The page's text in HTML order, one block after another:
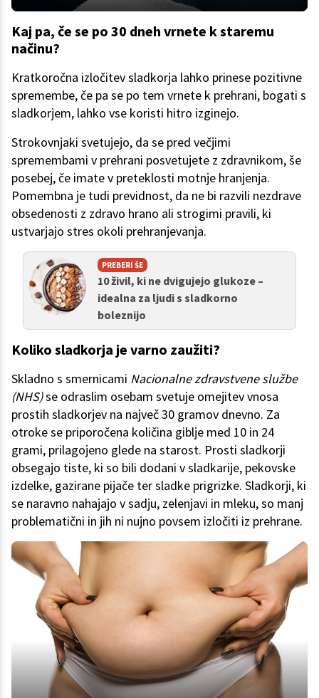
Kaj pa, če se po 30 dneh vrnete k staremu
načinu?
Kratkoročna izločitev sladkorja lahko prinese pozitivne
spremembe, če pa se po tem vrnete k prehrani, bogati s
sladkorjem, lahko vse koristi hitro izginejo.
Strokovnjaki svetujejo, da se pred večjimi
spremembami v prehrani posvetujete z zdravnikom, še
posebej, če imate v preteklosti motnje hranjenja.
Pomembna je tudi previdnost, da ne bi razvili nezdrave
obsedenosti z zdravo hrano ali strogimi pravili, ki
ustvarjajo stres okoli prehranjevanja.
PREBERI ŠE
10 živil, ki ne dvigujejo glukoze –
idealna za ljudi s sladkorno
boleznijo
Koliko sladkorja je varno zaužiti?
Skladno s smernicami Nacionalne zdravstvene službe
(NHS)se odraslim osebam svetuje omejitev vnosa
prostih sladkorjev na največ 30 gramov dnevno. Za
otroke se priporočena količina giblje med 10 in 24
grami, prilagojeno glede na starost. Prosti sladkorji
obsegajo tiste, ki so bili dodani v sladkarije, pekovske
izdelke, gazirane pijače ter sladke prigrizke. Sladkorji, ki
se naravno nahajajo v sadju, zelenjavi in mleku, so manj
problematični in jih ni nujno povsem izločiti iz prehrane.